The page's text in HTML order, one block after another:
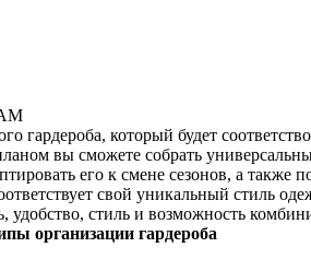
гардероба, который будет
вы сможете собрать
его к смене сезонов, а также
свой уникальный стиль
удобство, стиль и возможность
организации гардероба